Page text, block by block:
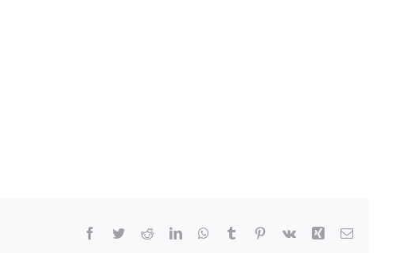
Facebook
TwitterRedditLinkedInWhatsApp
Tumblr Pinterest
Vk Xing Email: